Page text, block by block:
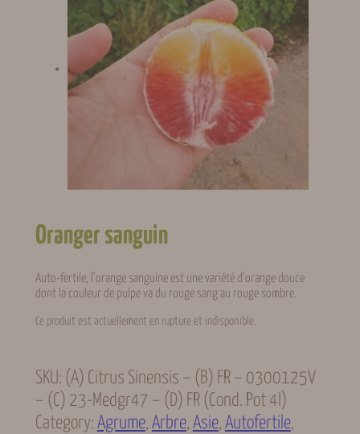
Oranger sanguin
Auto-fertile, l’orange sanguine est une variété d’orange douce
dont la couleur de pulpe va du rouge sang au rouge sombre.
Ce produit est actuellement en rupture et indisponible.
SKU: (A) Citrus Sinensis – (B) FR – 0300125V
– (C) 23-Medgr47 – (D) FR (cond. Pot 4l)
Category: Agrume, Arbre, Asie, Autofertile